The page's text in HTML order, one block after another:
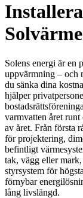
Solens energi är
uppvärmning – och
du sänka dina
hjälper
varmvatten året
av året. Från första
för projektering,
befintligt
tak, vägg eller
styrsystem för
förnybar
lång livslängd.